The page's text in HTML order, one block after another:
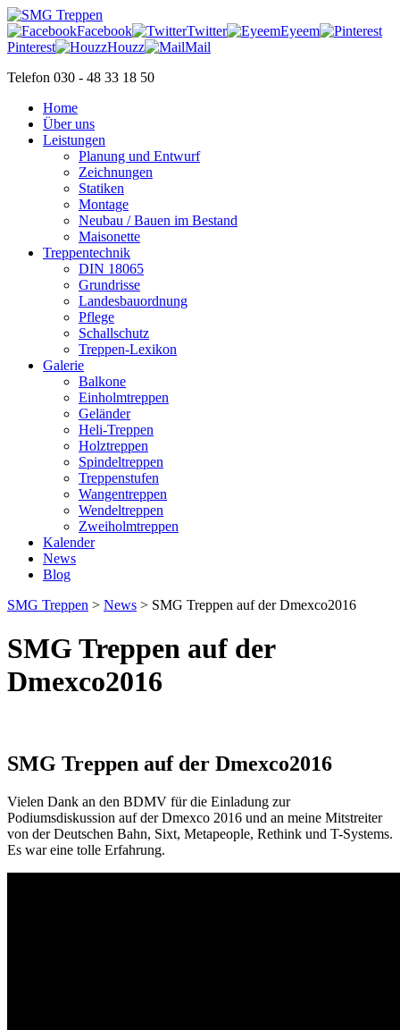
Facebook Twitter
Eyeem
Pinterest
Houzz
Mail
Telefon 030 - 48 33 18 50
Home
Über uns
Leistungen
Planung und Entwurf
Zeichnungen
Statiken
Montage
Neubau / Bauen im Bestand
Maisonette
Treppentechnik
DIN 18065
Grundrisse
Landesbauordnung
Pflege
Schallschutz
Treppen-Lexikon
Galerie
Balkone
Einholmtreppen
Geländer
Heli-Treppen
Holztreppen
Spindeltreppen
Treppenstufen
Wangentreppen
Wendeltreppen
Zweiholmtreppen
Kalender
News
Blog
SMG Treppen > News > SMG Treppen auf der Dmexco2016
SMG Treppen auf der
Dmexco2016
SMG Treppen auf der Dmexco2016
Vielen Dank an den BDMV für die Einladung zur
Podiumsdiskussion auf der Dmexco 2016 und an meine Mitstreiter
von der Deutschen Bahn, Sixt, Metapeople, Rethink und T-Systems.
Es war eine tolle Erfahrung.